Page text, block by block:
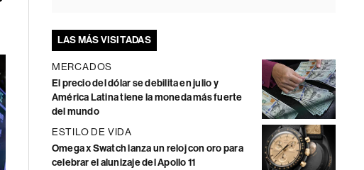
LAS MÁS VISITADAS
MERCADOS
El precio del dólar se debilita en julio y
América Latina tiene la moneda más fuerte
del mundo
ESTILO DE VIDA
Omega x Swatch lanza un reloj con oro para
celebrar el alunizaje del Apollo 11